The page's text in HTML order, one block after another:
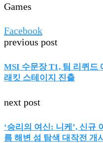
Games
Facebook
previous post
MSI 수문장 T1, 팀 리퀴드
래킷 스테이지 진출
next post
‘승리의 여신: 니케’, 신규
름 해변 섬 탐색 대작전 개시